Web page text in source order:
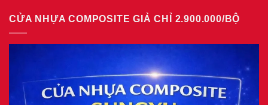
gỗ
luận
ở
phường
Phú
Thuận
CỬA NHỰA COMPOSITE GIẢ CHỈ 2.900.000/BỘ